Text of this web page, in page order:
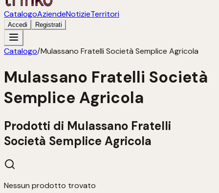
CatalogoAziendeNotizieTerritori
Accedi Registrati
Catalogo/Mulassano Fratelli Società Semplice Agricola
Mulassano Fratelli Società
Semplice Agricola
Prodotti di Mulassano Fratelli
Società Semplice Agricola
Nessun prodotto trovato